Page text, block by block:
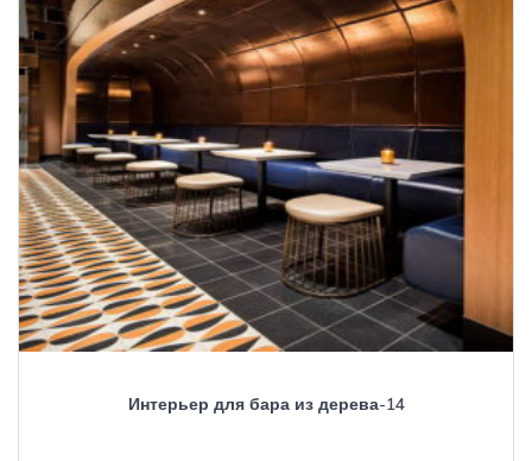
Интерьер для бара из дерева-14